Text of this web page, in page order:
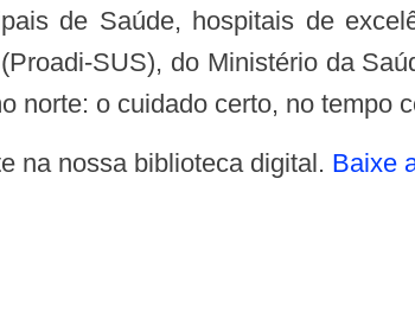
de Saúde, hospitais de
SUS), do Ministério da
norte: o cuidado certo, no tempo
na nossa biblioteca digital. Baixe